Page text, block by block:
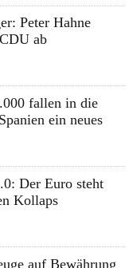
Peter Hahne
ab
fallen in die
ein neues
Der Euro steht
Kollaps
auf Bewährung